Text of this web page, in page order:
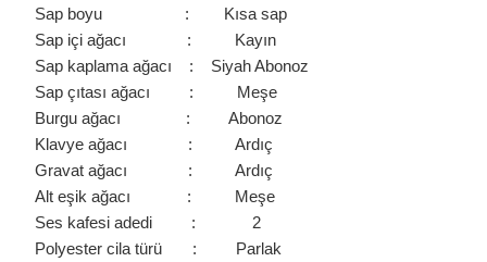
Sap boyu : Kısa sap
Sap içi ağacı : Kayın
Sap kaplama ağacı : Siyah Abonoz
Sap çıtası ağacı : Meşe
Burgu ağacı : Abonoz
Klavye ağacı : Ardıç
Gravat ağacı : Ardıç
Alt eşik ağacı : Meşe
Ses kafesi adedi : 2
Polyester cila türü : Parlak